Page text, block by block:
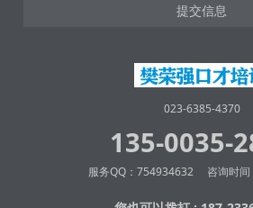
提交信息
023-6385-4370
135-0035-
服务QQ：754934632 咨询时间